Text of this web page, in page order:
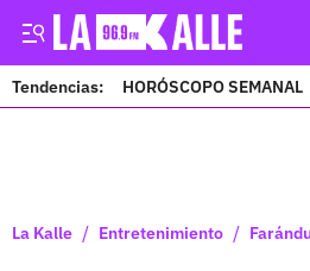
Tendencias: HORÓSCOPO SEMANAL
La Kalle / Entretenimiento /